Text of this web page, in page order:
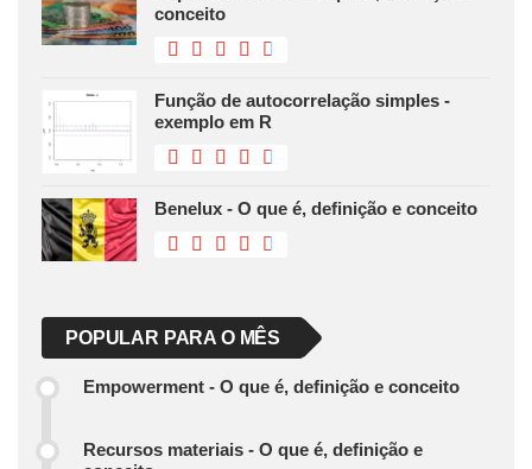
conceito
Função de autocorrelação simples -
exemplo em R
Benelux - O que é, definição e conceito
POPULAR PARA O MÊS
Empowerment - O que é, definição e conceito
Recursos materiais - O que é, definição e